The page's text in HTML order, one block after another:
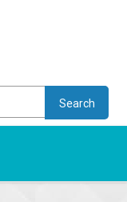
Search